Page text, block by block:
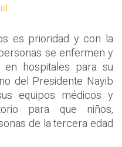
es prioridad y con la
se enfermen y
hospitales para su
del Presidente Nayib
equipos médicos y
para que niños,
de la tercera edad